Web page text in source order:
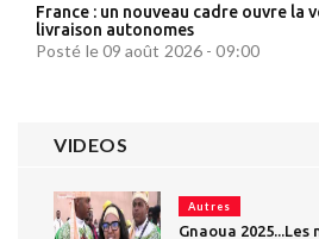
France : un nouveau cadre ouvre la
livraison autonomes
Posté le 09 août 2026 - 09:00
VIDEOS
Autres
Gnaoua